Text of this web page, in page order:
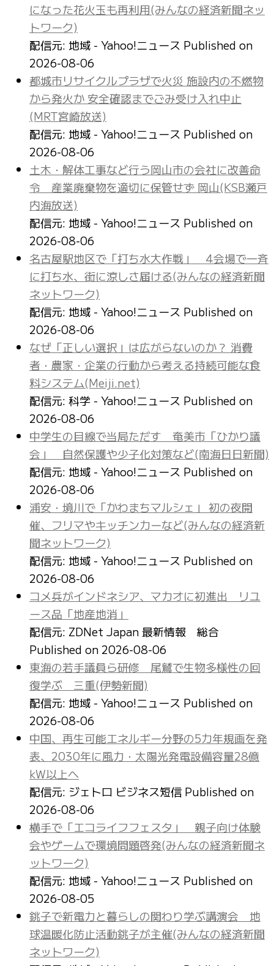
になった花火玉も再利用(みんなの経済新聞ネッ
トワーク)
配信元: 地域 - Yahoo!ニュース Published on
2026-08-06
都城市リサイクルプラザで火災 施設内の不燃物
から発火か 安全確認までごみ受け入れ中止
(MRT宮崎放送)
配信元: 地域 - Yahoo!ニュース Published on
2026-08-06
土木・解体工事など行う岡山市の会社に改善命
令 産業廃棄物を適切に保管せず 岡山(KSB瀬戸
内海放送)
配信元: 地域 - Yahoo!ニュース Published on
2026-08-06
名古屋駅地区で「打ち水大作戦」 4会場で一斉
に打ち水、街に涼しさ届ける(みんなの経済新聞
ネットワーク)
配信元: 地域 - Yahoo!ニュース Published on
2026-08-06
なぜ「正しい選択」は広がらないのか？ 消費
者・農家・企業の行動から考える持続可能な食
料システム(Meiji.net)
配信元: 科学 - Yahoo!ニュース Published on
2026-08-06
中学生の目線で当局ただす 奄美市「ひかり議
会」 自然保護や少子化対策など(南海日日新聞)
配信元: 地域 - Yahoo!ニュース Published on
2026-08-06
浦安・境川で「かわまちマルシェ」 初の夜開
催、フリマやキッチンカーなど(みんなの経済新
聞ネットワーク)
配信元: 地域 - Yahoo!ニュース Published on
2026-08-06
コメ兵がインドネシア、マカオに初進出 リユ
ース品「地産地消」
配信元: ZDNet Japan 最新情報 総合
Published on 2026-08-06
東海の若手議員ら研修 尾鷲で生物多様性の回
復学ぶ 三重(伊勢新聞)
配信元: 地域 - Yahoo!ニュース Published on
2026-08-06
中国、再生可能エネルギー分野の5カ年規画を発
表、2030年に風力・太陽光発電設備容量28億
kW以上へ
配信元: ジェトロ ビジネス短信 Published on
2026-08-06
横手で「エコライフフェスタ」 親子向け体験
会やゲームで環境問題啓発(みんなの経済新聞ネ
ットワーク)
配信元: 地域 - Yahoo!ニュース Published on
2026-08-05
銚子で新電力と暮らしの関わり学ぶ講演会 地
球温暖化防止活動銚子が主催(みんなの経済新聞
ネットワーク)